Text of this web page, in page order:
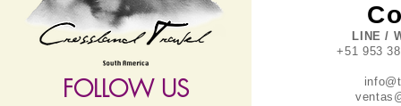
FOLLOW US
LINE /
+51 953